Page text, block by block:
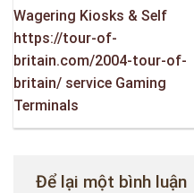
Wagering Kiosks & Self
https://tour-of-
britain.com/2004-tour-of-
britain/ service Gaming
Terminals
Để lại một bình luận